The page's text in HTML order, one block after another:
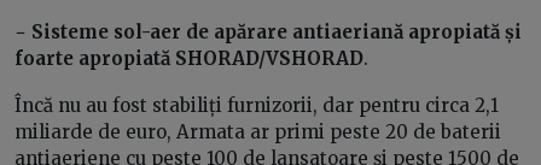
− Sisteme sol-aer de apărare antiaeriană apropiată și
foarte apropiată SHORAD/VSHORAD.
Încă nu au fost stabiliți furnizorii, dar pentru circa 2,1
miliarde de euro, Armata ar primi peste 20 de baterii
antiaeriene cu peste 100 de lansatoare și peste 1500 de